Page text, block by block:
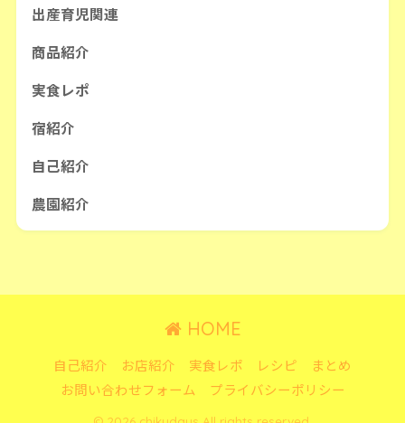
出産育児関連
商品紹介
実食レポ
宿紹介
自己紹介
農園紹介
HOME
自己紹介 お店紹介 実食レポ レシピ
まとめ
お問い合わせフォーム
プライバシーポリシー